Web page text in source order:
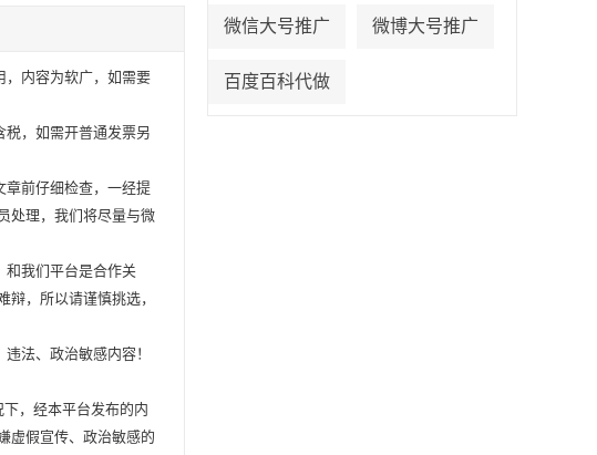
，内容为软广，如需要
税，如需开普通发票另
章前仔细检查，一经提
处理，我们将尽量与微
和我们平台是合作关
辩，所以请谨慎挑选，
法、政治敏感内容！
，经本平台发布的内
虚假宣传、政治敏感的
微信大号推广 微博大号推广
百度百科代做